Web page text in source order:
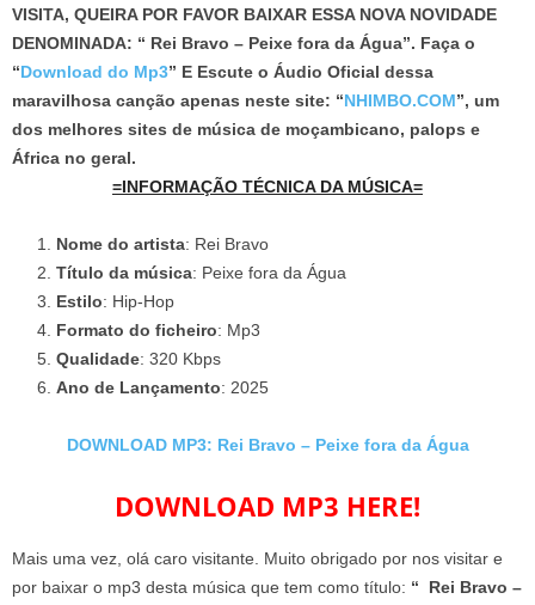
VISITA, QUEIRA POR FAVOR BAIXAR ESSA NOVA NOVIDADE
DENOMINADA: “ Rei Bravo – Peixe fora da Água”. Faça o
“Download do Mp3” E Escute o Áudio Oficial dessa
maravilhosa canção apenas neste site: “NHIMBO.COM”, um
dos melhores sites de música de moçambicano, palops e
África no geral.
=INFORMAÇÃO TÉCNICA DA MÚSICA=
Nome do artista: Rei Bravo
Título da música: Peixe fora da Água
Estilo: Hip-Hop
Formato do ficheiro: Mp3
Qualidade: 320 Kbps
Ano de Lançamento: 2025
DOWNLOAD MP3: Rei Bravo – Peixe fora da Água
DOWNLOAD MP3 HERE!
Mais uma vez, olá caro visitante. Muito obrigado por nos visitar e
por baixar o mp3 desta música que tem como título: “ Rei Bravo –